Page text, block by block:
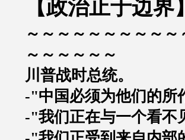
【政治止于边
～～～～～～～～～
～～～～～～
川普战时总统。
-"中国必须为他们的所
-"我们正在与一个看不